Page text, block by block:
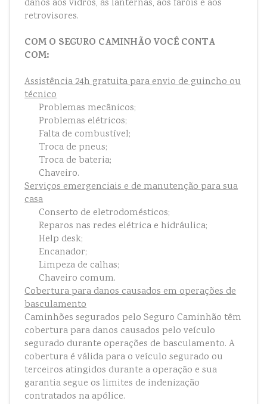
danos aos vidros, às lanternas, aos faróis e aos
retrovisores.
COM O SEGURO CAMINHÃO VOCÊ CONTA
COM:
Assistência 24h gratuita para envio de guincho ou
técnico
Problemas mecânicos;
Problemas elétricos;
Falta de combustível;
Troca de pneus;
Troca de bateria;
Chaveiro.
Serviços emergenciais e de manutenção para sua
casa
Conserto de eletrodomésticos;
Reparos nas redes elétrica e hidráulica;
Help desk;
Encanador;
Limpeza de calhas;
Chaveiro comum.
Cobertura para danos causados em operações de
basculamento
Caminhões segurados pelo Seguro Caminhão têm
cobertura para danos causados pelo veículo
segurado durante operações de basculamento. A
cobertura é válida para o veículo segurado ou
terceiros atingidos durante a operação e sua
garantia segue os limites de indenização
contratados na apólice.